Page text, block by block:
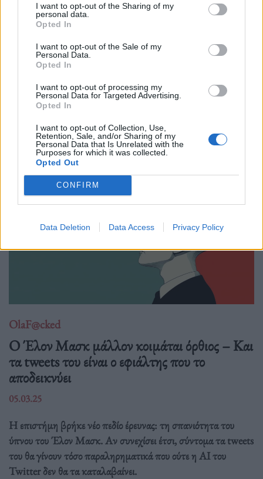
I want to opt-out of the Sharing of my
personal data.
Opted In
I want to opt-out of the Sale of my
Personal Data.
Opted In
I want to opt-out of processing my
Personal Data for Targeted Advertising.
Opted In
I want to opt-out of Collection, Use,
Retention, Sale, and/or Sharing of my
Personal Data that Is Unrelated with the
Purposes for which it was collected.
Opted Out
CONFIRM
Data Deletion Data Access Privacy Policy
OlaF@cked
Χιλιάδες ρομπότ με “μορφή γάτας”
σερβίρουν στα εστιατόρια της Ιαπωνίας
12.03.25
η αγορά ρομπότ εξυπηρέτησης αναμένεται να τριπλασιαστεί
μέσα στα επόμενα πέντε χρόνια.
OlaF@cked
Ο Έλον Μασκ μάλλον κοιμάται όρθιος – Και
τα tweets του είναι ο εφιάλτης που το
αποδεικνύει
05.03.25
Η επιστήμη βρήκε νέο πεδίο έρευνας: τη σπανιότητα του
ύπνου του Έλον Μασκ. Αν συνεχίσει έτσι, σύντομα τα tweets
του θα γίνουν τόσο παραληρηματικά που ούτε η AI του
Twitter δεν θα τα καταλαβαίνει.